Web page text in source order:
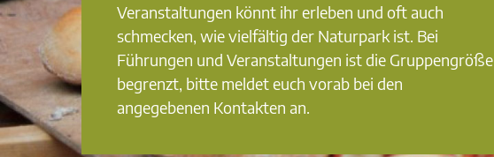
Veranstaltungen könnt ihr erleben und oft auch
schmecken, wie vielfältig der Naturpark ist. Bei
Führungen und Veranstaltungen ist die Gruppengröße
begrenzt, bitte meldet euch vorab bei den
angegebenen Kontakten an.